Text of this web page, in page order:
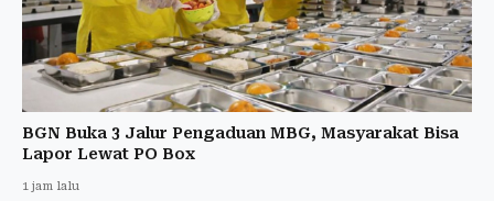
BGN Buka 3 Jalur Pengaduan MBG, Masyarakat Bisa
Lapor Lewat PO Box
1 jam lalu